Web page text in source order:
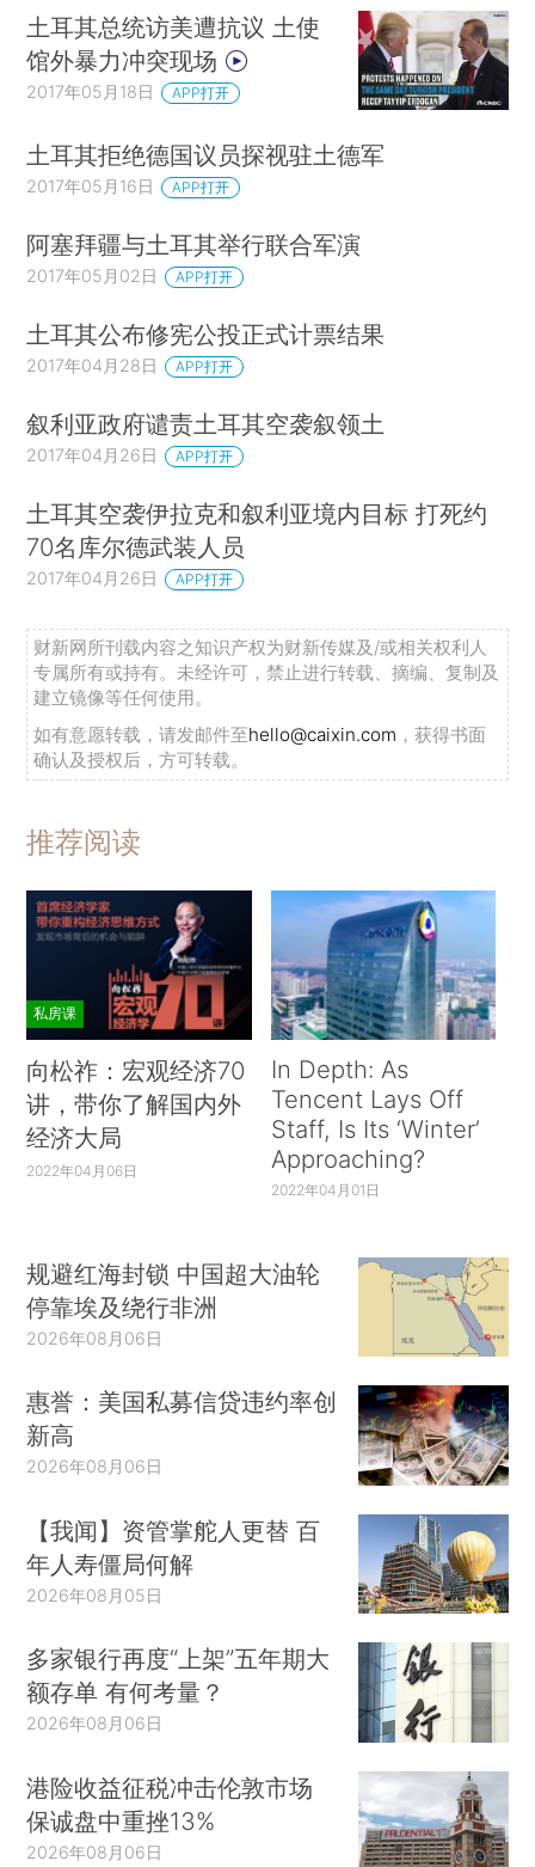
土耳其总统访美遭抗议 土使
馆外暴力冲突现场
2017年05月18日 APP打开
土耳其拒绝德国议员探视驻土德军
2017年05月16日 APP打开
阿塞拜疆与土耳其举行联合军演
2017年05月02日 APP打开
土耳其公布修宪公投正式计票结果
2017年04月28日 APP打开
叙利亚政府谴责土耳其空袭叙领土
2017年04月26日 APP打开
土耳其空袭伊拉克和叙利亚境内目标 打死约
70名库尔德武装人员
2017年04月26日 APP打开
财新网所刊载内容之知识产权为财新传媒及/或相关权利人
专属所有或持有。未经许可，禁止进行转载、摘编、复制及
建立镜像等任何使用。
如有意愿转载，请发邮件至hello@caixin.com ，获得书面
确认及授权后，方可转载。
推荐阅读
私房课
向松祚：宏观经济70
讲，带你了解国内外
经济大局
2022年04月06日
In Depth: As
Tencent Lays Off
Staff, Is Its ‘Winter’
Approaching?
2022年04月01日
规避红海封锁 中国超大油轮
停靠埃及绕行非洲
2026年08月06日
惠誉：美国私募信贷违约率创
新高
2026年08月06日
【我闻】资管掌舵人更替 百
年人寿僵局何解
2026年08月05日
多家银行再度“上架”五年期大
额存单 有何考量？
2026年08月06日
港险收益征税冲击伦敦市场
保诚盘中重挫13%
2026年08月06日